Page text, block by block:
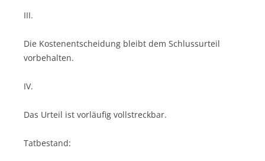
III.
Die Kostenentscheidung bleibt dem Schlussurteil
vorbehalten.
IV.
Das Urteil ist vorläufig vollstreckbar.
Tatbestand: